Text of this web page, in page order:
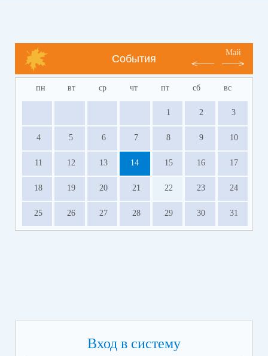
События
Май
пн вт ср чт пт сб вс
1 2 3
4 5 6 7 8 9 10
11 12 13 14 15 16 17
18 19 20 21 22 23 24
25 26 27 28 29 30 31
Вход в систему